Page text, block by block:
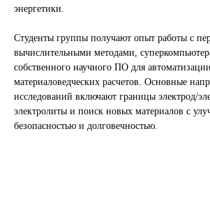
энергетики.
Студенты группы получают опыт работы с
вычислительными методами,
собственного научного ПО для автоматизации
материаловедческих расчетов. Основные
исследований включают границы электрод/
электролиты и поиск новых материалов с
безопасностью и долговечностью.